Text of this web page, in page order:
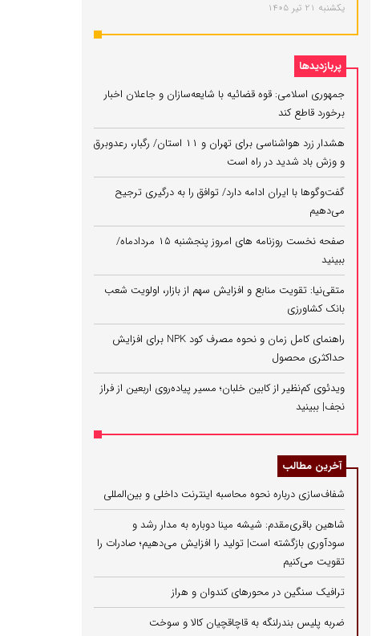
یکشنبه 21 تیر 1405
پربازدیدها
جمهوری اسلامی: قوه قضائیه با شایعه‌سازان و جاعلان اخبار
برخورد قاطع کند
هشدار زرد هواشناسی برای تهران و ۱۱ استان/ رگبار، رعدوبرق
و وزش باد شدید در راه است
گفت‌وگوها با ایران ادامه دارد/ توافق را به درگیری ترجیح
می‌دهیم
صفحه نخست روزنامه های امروز پنجشنبه ۱۵ مردادماه/
ببینید
متقی‌نیا: تقویت منابع و افزایش سهم از بازار، اولویت شعب
بانک کشاورزی
راهنمای کامل زمان و نحوه مصرف کود NPK برای افزایش
حداکثری محصول
ویدئوی کم‌نظیر از کابین خلبان؛ مسیر پیاده‌روی اربعین از فراز
نجف| ببینید
آخرین مطالب
شفاف‌سازی درباره نحوه محاسبه اینترنت داخلی و بین‌المللی
شاهین باقری‌مقدم: شیشه مینا دوباره به مدار رشد و
سودآوری بازگشته است| تولید را افزایش می‌دهیم؛ صادرات را
تقویت می‌کنیم
ترافیک سنگین در محورهای کندوان و هراز
ضربه پلیس بندرلنگه به قاچاقچیان کالا و سوخت